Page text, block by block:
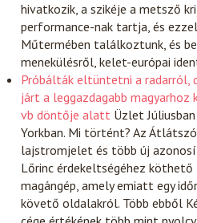
hivatkozik, a szikéje a metsző
performance-nak tartja, és
Műtermében találkoztunk, és
menekülésről, kelet-európai
Próbálták eltüntetni a radarról,
járt a leggazdagabb
vb döntője alatt Üzlet
Yorkban. Mi történt? Az
lajstromjelet és több új
Lőrinc érdekeltségéhez
magángép, amely emiatt egy
követő oldalakról. Több ebből